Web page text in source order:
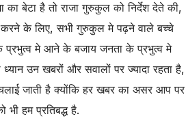
बेटा है तो राजा गुरुकुल को निर्देश देते की,
करने के लिए, सभी गुरुकुल मे पढ़ने वाले बच्चे
प्रभुत्व मे आने के बजाय जनता के प्रभुत्व मे
उन खबरों और सवालों पर ज्यादा रहता है,
जाती है क्योंकि हर खबर का असर आप पर
भी हम प्रतिबद्ध है.